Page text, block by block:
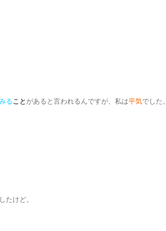
ること があると言われるんですが、私は平気でした。
たけど。